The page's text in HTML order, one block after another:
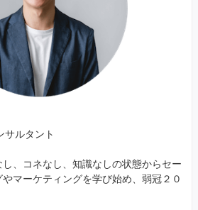
サルタント
、コネなし、知識なしの状態からセー
マーケティングを学び始め、弱冠２０